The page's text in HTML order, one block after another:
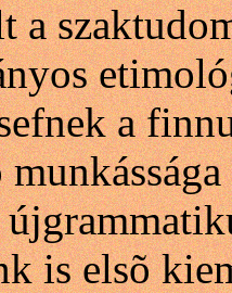
a
a
is elsõ